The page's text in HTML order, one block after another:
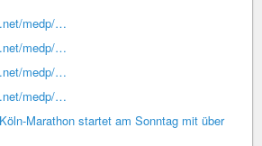
medp/…
medp/…
medp/…
medp/…
Marathon startet am Sonntag mit über